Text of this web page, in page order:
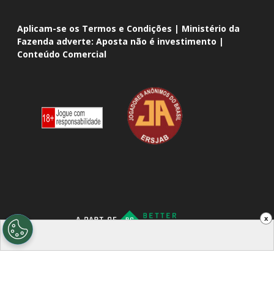
x
Aplicam-se os Termos e Condições | Ministério da
Fazenda adverte: Aposta não é investimento |
Conteúdo Comercial